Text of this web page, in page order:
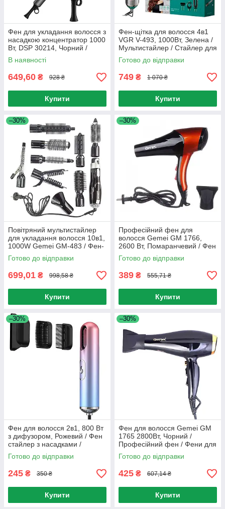
Фен для укладання волосся з
насадкою концентратор 1000
Вт, DSP 30214, Чорний /
Складний фен для волосся з
дифузором
В наявності
649,60 ₴ 928 ₴
Купити
Фен-щітка для волосся 4в1
VGR V-493, 1000Вт, Зелена /
Мультистайлер / Стайлер для
волосся / Фен-браш
Готово до відправки
749 ₴ 1 070 ₴
Купити
–30%
Повітряний мультистайлер
для укладання волосся 10в1,
1000W Gemei GM-483 / Фен-
щітка
Готово до відправки
699,01 ₴ 998,58 ₴
Купити
–30%
Професійний фен для
волосся Gemei GM 1766,
2600 Вт, Помаранчевий / Фен
з дифузором для сушіння
волосся
Готово до відправки
389 ₴ 555,71 ₴
Купити
–30%
Фен для волосся 2в1, 800 Вт
з дифузором, Рожевий / Фен
стайлер з насадками /
Дорожній фен-щітка
Готово до відправки
245 ₴ 350 ₴
Купити
–30%
Фен для волосся Gemei GM
1765 2800Вт, Чорний /
Професійний фен / Фени для
укладання волосся
Готово до відправки
425 ₴ 607,14 ₴
Купити